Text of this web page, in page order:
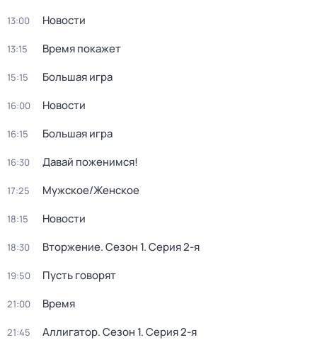
13:00 Новости
13:15 Время покажет
15:15 Большая игра
16:00 Новости
16:15 Большая игра
16:30 Давай поженимся!
17:25 Мужское/Женское
18:15 Новости
18:30 Вторжение. Сезон 1. Серия 2-я
19:50 Пусть говорят
21:00 Время
21:45 Аллигатор. Сезон 1. Серия 2-я